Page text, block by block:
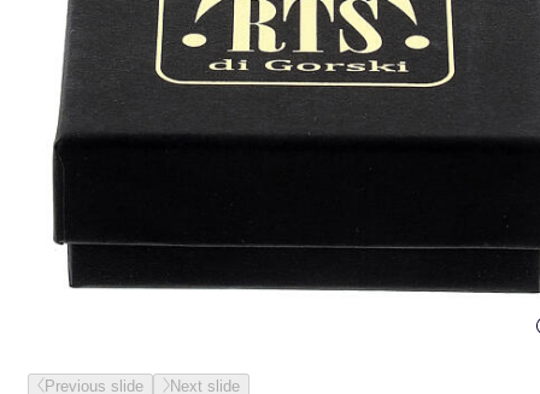
Previous slide Next slide